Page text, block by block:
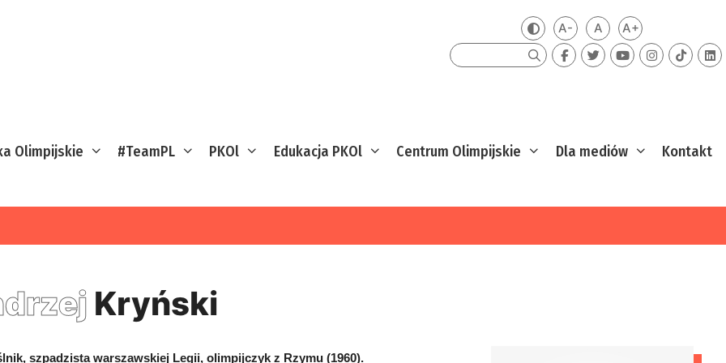
Zmień kontrast
A-Mniejsza czcionka
ADomyślna czcionka
A+Większa
Szukaj
Olimpijskie #TeamPL PKOl Edukacja PKOl Centrum Olimpijskie Dla mediów Kontakt
Kryński
szpadzista warszawskiej Legii, olimpijczyk z Rzymu (1960).